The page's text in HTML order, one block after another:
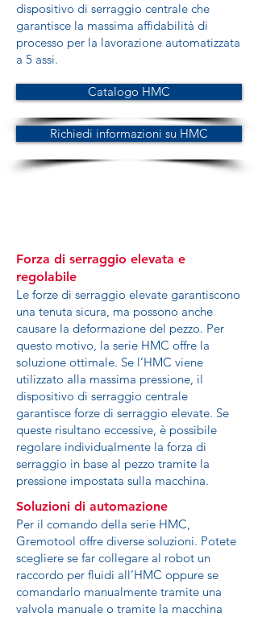
dispositivo di serraggio centrale che
garantisce la massima affidabilità di
processo per la lavorazione automatizzata
a 5 assi.
Catalogo HMC
Richiedi informazioni su HMC
Forza di serraggio elevata e
regolabile
Le forze di serraggio elevate garantiscono
una tenuta sicura, ma possono anche
causare la deformazione del pezzo. Per
questo motivo, la serie HMC offre la
soluzione ottimale. Se l’HMC viene
utilizzato alla massima pressione, il
dispositivo di serraggio centrale
garantisce forze di serraggio elevate. Se
queste risultano eccessive, è possibile
regolare individualmente la forza di
serraggio in base al pezzo tramite la
pressione impostata sulla macchina.
Soluzioni di automazione
Per il comando della serie HMC,
Gremotool offre diverse soluzioni. Potete
scegliere se far collegare al robot un
raccordo per fluidi all’HMC oppure se
comandarlo manualmente tramite una
valvola manuale o tramite la macchina